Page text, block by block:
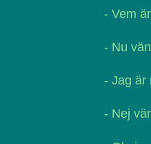
- Vem
- Nu
- Jag är
- Nej